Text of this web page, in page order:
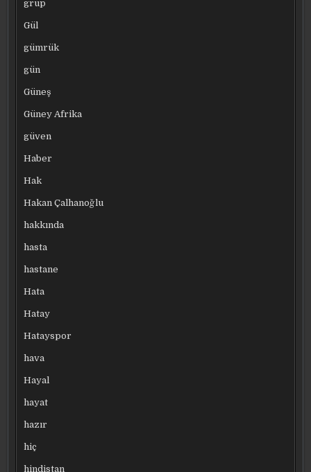
grup
Gül
gümrük
gün
Güneş
Güney Afrika
güven
Haber
Hak
Hakan Çalhanoğlu
hakkında
hasta
hastane
Hata
Hatay
Hatayspor
hava
Hayal
hayat
hazır
hiç
hindistan